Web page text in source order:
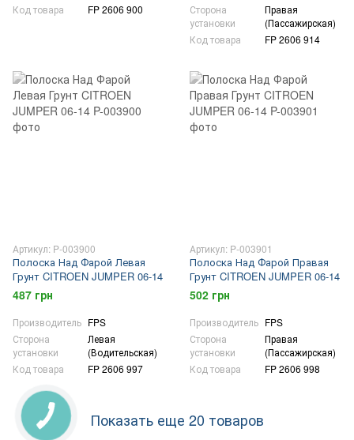
Код товара
FP 2606 900
Сторона
установки
Правая
(Пассажирская)
Код товара
FP 2606 914
Артикул: P-003900
Полоска Над Фарой Левая
Грунт CITROEN JUMPER 06-14
487 грн
Производитель FPS
Сторона
установки
Левая
(Водительская)
Код товара
FP 2606 997
Артикул: P-003901
Полоска Над Фарой Правая
Грунт CITROEN JUMPER 06-14
502 грн
Производитель FPS
Сторона
установки
Правая
(Пассажирская)
Код товара
FP 2606 998
Показать еще 20 товаров